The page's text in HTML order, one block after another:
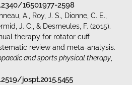
16501977-2598
A., Roy, J. S., Dionne, C. E.,
J. C., & Desmeules, F. (2015).
therapy for rotator cuff
review and meta-analysis.
and sports physical therapy
jospt.2015.5455